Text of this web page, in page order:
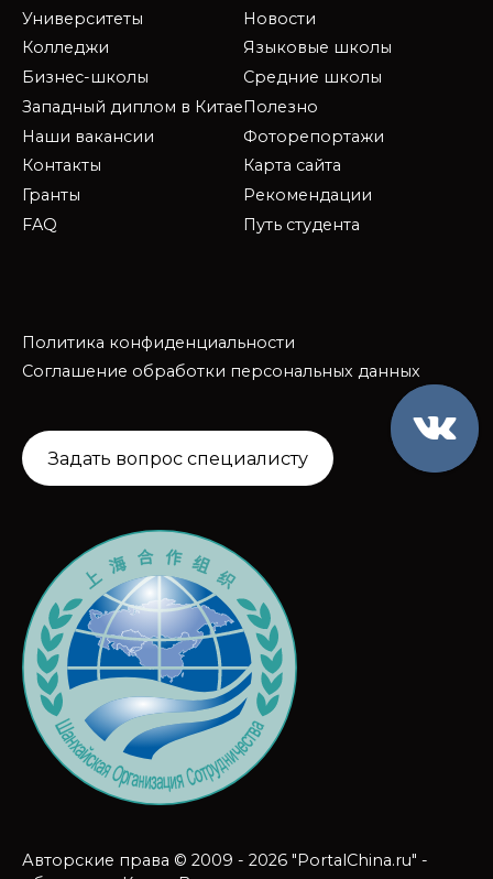
Университеты
Колледжи
Бизнес-школы
Западный диплом в Китае
Наши вакансии
Контакты
Гранты
FAQ
Новости
Языковые школы
Средние школы
Полезно
Фоторепортажи
Карта сайта
Рекомендации
Путь студента
Политика конфиденциальности
Соглашение обработки персональных данных
Задать вопрос специалисту
Авторские права © 2009 - 2026 "PortalChina.ru" -